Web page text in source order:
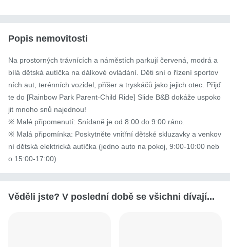
Popis nemovitosti
Na prostorných trávnících a náměstích parkují červená, modrá a
bílá dětská autíčka na dálkové ovládání. Děti sní o řízení sportov
ních aut, terénních vozidel, příšer a tryskáčů jako jejich otec. Přijď
te do [Rainbow Park Parent-Child Ride] Slide B&B dokáže uspoko
jit mnoho snů najednou!
※ Malé připomenutí: Snídaně je od 8:00 do 9:00 ráno.
※ Malá připomínka: Poskytněte vnitřní dětské skluzavky a venkov
ní dětská elektrická autíčka (jedno auto na pokoj, 9:00-10:00 neb
o 15:00-17:00)
Věděli jste? V poslední době se všichni dívají...